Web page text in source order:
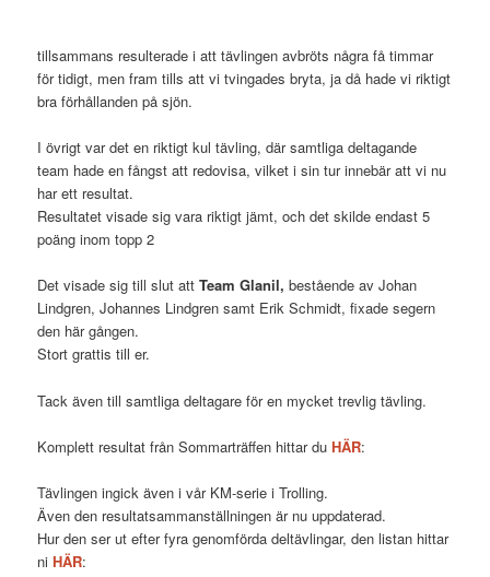
tillsammans resulterade i att tävlingen avbröts några få timmar
för tidigt, men fram tills att vi tvingades bryta, ja då hade vi riktigt
bra förhållanden på sjön.
I övrigt var det en riktigt kul tävling, där samtliga deltagande
team hade en fångst att redovisa, vilket i sin tur innebär att vi nu
har ett resultat.
Resultatet visade sig vara riktigt jämt, och det skilde endast 5
poäng inom topp 2
Det visade sig till slut attTeam Glanil,bestående av Johan
Lindgren, Johannes Lindgren samt Erik Schmidt, fixade segern
den här gången.
Stort grattis till er.
Tack även till samtliga deltagare för en mycket trevlig tävling.
Komplett resultat från Sommarträffen hittar duHÄR:
Tävlingen ingick även i vår KM-serie i Trolling.
Även den resultatsammanställningen är nu uppdaterad.
Hur den ser ut efter fyra genomförda deltävlingar, den listan hittar
niHÄR: